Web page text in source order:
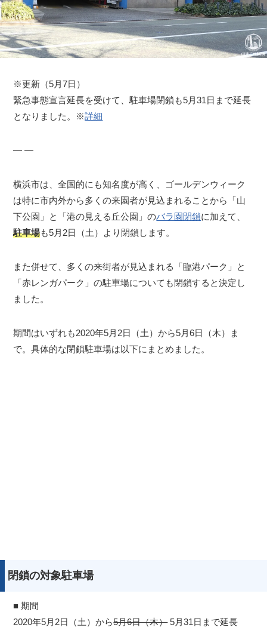
※更新（5月7日）
緊急事態宣言延長を受けて、駐車場閉鎖も5月31日まで延長
となりました。※詳細
― ―
横浜市は、全国的にも知名度が高く、ゴールデンウィーク
は特に市内外から多くの来園者が見込まれることから「山
下公園」と「港の見える丘公園」のバラ園閉鎖に加えて、
駐車場も5月2日（土）より閉鎖します。
また併せて、多くの来街者が見込まれる「臨港パーク」と
「赤レンガパーク」の駐車場についても閉鎖すると決定し
ました。
期間はいずれも2020年5月2日（土）から5月6日（木）ま
で。具体的な閉鎖駐車場は以下にまとめました。
閉鎖の対象駐車場
■ 期間
2020年5月2日（土）から5月6日（木）5月31日まで延長